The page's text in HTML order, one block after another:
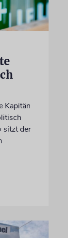
Kapitän
sitzt der